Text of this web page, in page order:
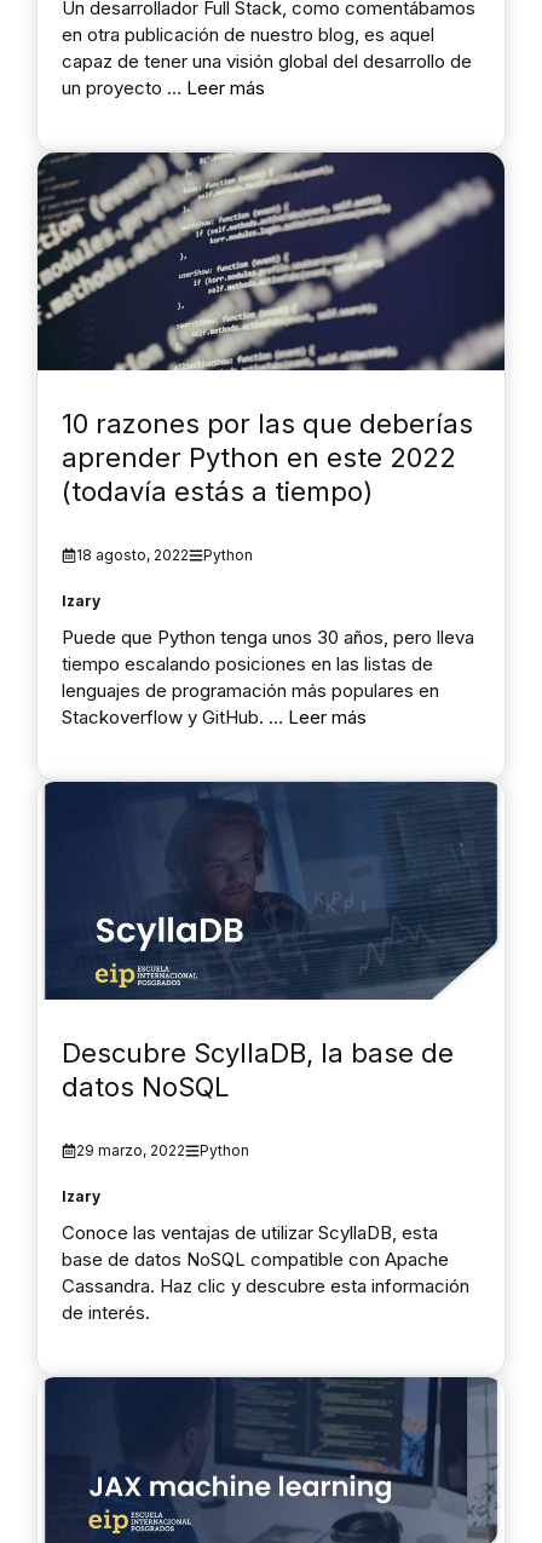
Un desarrollador Full Stack, como comentábamos
en otra publicación de nuestro blog, es aquel
capaz de tener una visión global del desarrollo de
un proyecto … Leer más
10 razones por las que deberías
aprender Python en este 2022
(todavía estás a tiempo)
18 agosto, 2022 Python
Izary
Puede que Python tenga unos 30 años, pero lleva
tiempo escalando posiciones en las listas de
lenguajes de programación más populares en
Stackoverflow y GitHub. … Leer más
Descubre ScyllaDB, la base de
datos NoSQL
29 marzo, 2022 Python
Izary
Conoce las ventajas de utilizar ScyllaDB, esta
base de datos NoSQL compatible con Apache
Cassandra. Haz clic y descubre esta información
de interés.